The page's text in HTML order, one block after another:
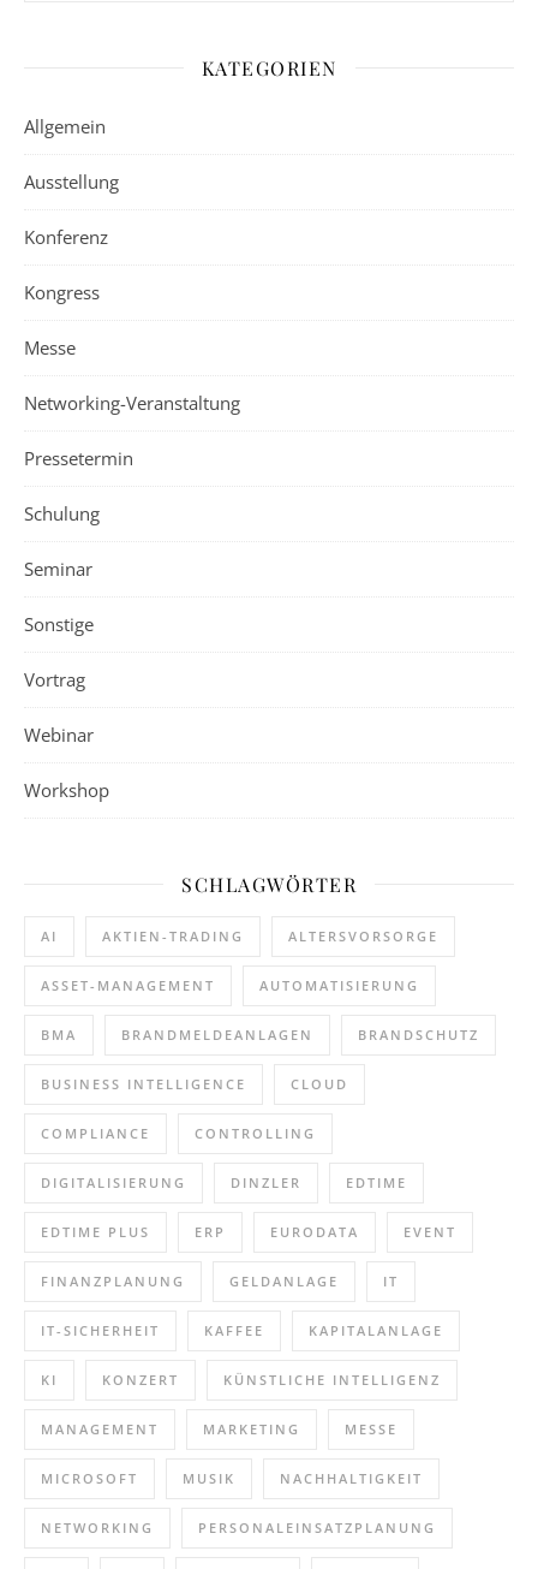
KATEGORIEN
Allgemein
Ausstellung
Konferenz
Kongress
Messe
Networking-Veranstaltung
Pressetermin
Schulung
Seminar
Sonstige
Vortrag
Webinar
Workshop
SCHLAGWÖRTER
AI AKTIEN-TRADING ALTERSVORSORGE
ASSET-MANAGEMENT AUTOMATISIERUNG
BMA BRANDMELDEANLAGEN BRANDSCHUTZ
BUSINESS INTELLIGENCE CLOUD
COMPLIANCE CONTROLLING
DIGITALISIERUNG DINZLER EDTIME
EDTIME PLUS ERP EURODATA EVENT
FINANZPLANUNG GELDANLAGE IT
IT-SICHERHEIT KAFFEE KAPITALANLAGE
KI KONZERT KÜNSTLICHE INTELLIGENZ
MANAGEMENT MARKETING MESSE
MICROSOFT MUSIK NACHHALTIGKEIT
NETWORKING PERSONALEINSATZPLANUNG